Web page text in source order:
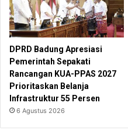
DPRD Badung Apresiasi
Pemerintah Sepakati
Rancangan KUA-PPAS 2027
Prioritaskan Belanja
Infrastruktur 55 Persen
6 Agustus 2026